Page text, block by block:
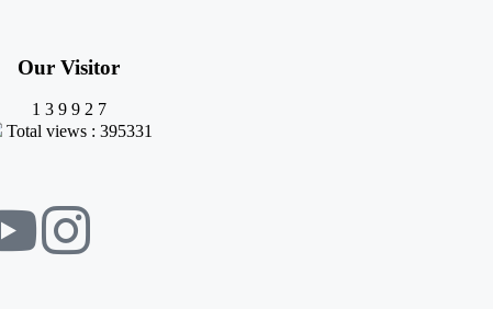
Our Visitor
1 3 9 9 2 7
Total views : 395331